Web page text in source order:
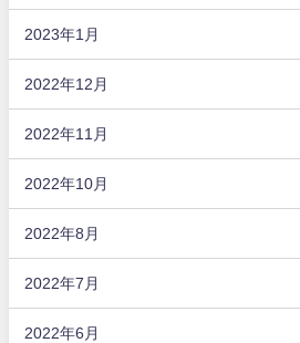
2023年1月
2022年12月
2022年11月
2022年10月
2022年8月
2022年7月
2022年6月